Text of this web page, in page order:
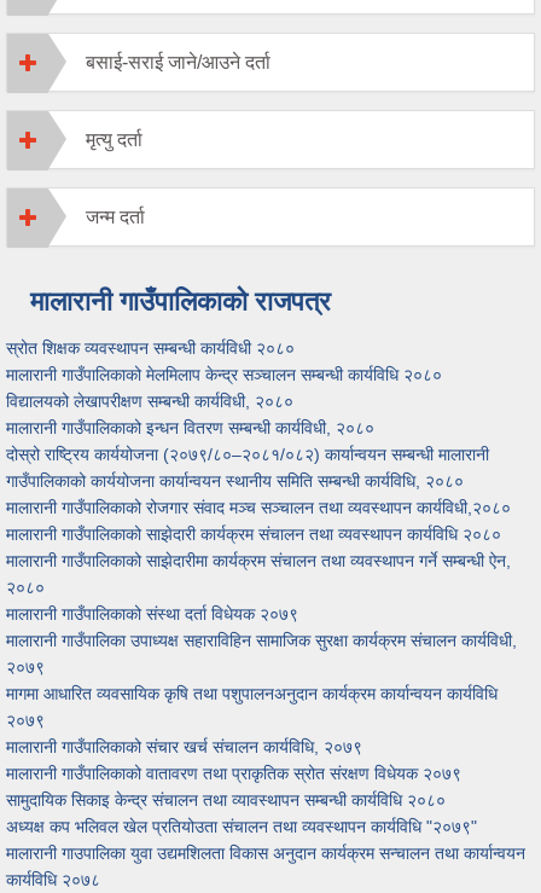
बसाई-सराई जाने/आउने दर्ता
मृत्यु दर्ता
जन्म दर्ता
मालारानी गाउँपालिकाको राजपत्र
स्रोत शिक्षक व्यवस्थापन सम्बन्धी कार्यविधी २०८०
मालारानी गाउँपालिकाको मेलमिलाप केन्द्र सञ्चालन सम्बन्धी कार्यविधि २०८०
विद्यालयको लेखापरीक्षण सम्बन्धी कार्यविधी, २०८०
मालारानी गाउँपालिकाको इन्धन वितरण सम्बन्धी कार्यविधी, २०८०
दोस्रो राष्ट्रिय कार्ययोजना (२०७९/८०–२०८१/०८२) कार्यान्वयन सम्बन्धी मालारानी
गाउँपालिकाको कार्ययोजना कार्यान्वयन स्थानीय समिति सम्बन्धी कार्यविधि, २०८०
मालारानी गाउँपालिकाको रोजगार संवाद मञ्च सञ्चालन तथा व्यवस्थापन कार्यविधी,२०८०
मालारानी गाउँपालिकाको साझेदारी कार्यक्रम संचालन तथा व्यवस्थापन कार्यविधि २०८०
मालारानी गाउँपालिकाको साझेदारीमा कार्यक्रम संचालन तथा व्यवस्थापन गर्ने सम्बन्धी ऐन,
२०८०
मालारानी गाउँपालिकाको संस्था दर्ता विधेयक २०७९
मालारानी गाउँपालिका उपाध्यक्ष सहाराविहिन सामाजिक सुरक्षा कार्यक्रम संचालन कार्यविधी,
२०७९
मागमा आधारित व्यवसायिक कृषि तथा पशुपालनअनुदान कार्यक्रम कार्यान्वयन कार्यविधि
२०७९
मालारानी गाउँपालिकाको संचार खर्च संचालन कार्यविधि, २०७९
मालारानी गाउँपालिकाको वातावरण तथा प्राकृतिक स्रोत संरक्षण विधेयक २०७९
सामुदायिक सिकाइ केन्द्र संचालन तथा व्यावस्थापन सम्बन्धी कार्यविधि २०८०
अध्यक्ष कप भलिवल खेल प्रतियोउता संचालन तथा व्यवस्थापन कार्यविधि "२०७९"
मालारानी गाउपालिका युवा उद्यमशिलता विकास अनुदान कार्यक्रम सन्चालन तथा कार्यान्वयन
कार्यविधि २०७८